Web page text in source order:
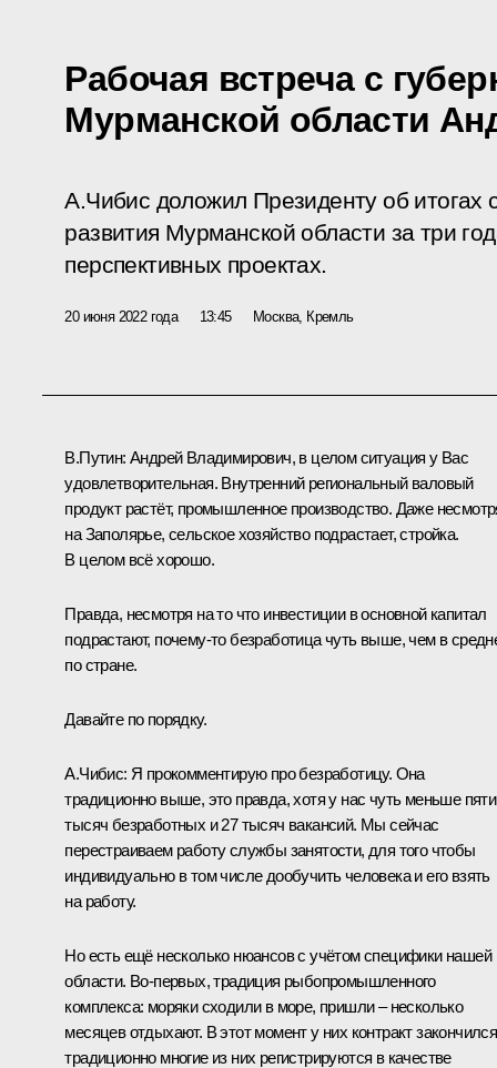
Рабочая встреча с
Мурманской области
А.Чибис доложил Президенту об итогах
развития Мурманской области за три
перспективных проектах.
20 июня 2022 года 13:45 Москва, Кремль
В.Путин: Андрей Владимирович, в целом ситуация у Вас
удовлетворительная. Внутренний региональный валовый
продукт растёт, промышленное производство. Даже
на Заполярье, сельское хозяйство подрастает, стройка.
В целом всё хорошо.
Правда, несмотря на то что инвестиции в основной капитал
подрастают, почему-то безработица чуть выше, чем в
по стране.
Давайте по порядку.
А.Чибис: Я прокомментирую про безработицу. Она
традиционно выше, это правда, хотя у нас чуть меньше пяти
тысяч безработных и 27 тысяч вакансий. Мы сейчас
перестраиваем работу службы занятости, для того чтобы
индивидуально в том числе дообучить человека и его взять
на работу.
Но есть ещё несколько нюансов с учётом специфики нашей
области. Во-первых, традиция рыбопромышленного
комплекса: моряки сходили в море, пришли – несколько
месяцев отдыхают. В этот момент у них контракт
традиционно многие из них регистрируются в качестве